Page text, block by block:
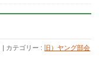
カテゴリー :
旧）ヤング部会